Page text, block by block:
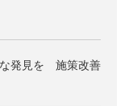
発見を 施策改善